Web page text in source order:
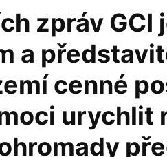
zpráv GCI
a
cenné
urychlit